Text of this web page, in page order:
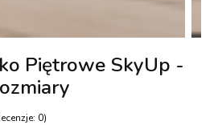
Piętrowe SkyUp -
0)